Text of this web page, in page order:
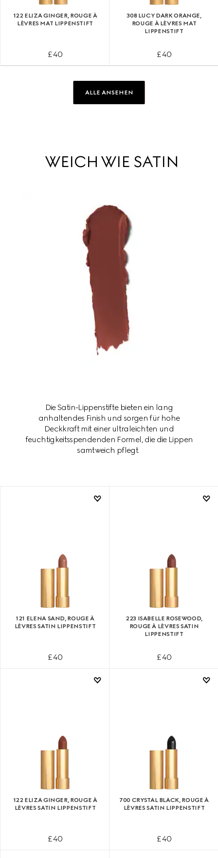
122 ELIZA GINGER, ROUGE À
LÈVRES MAT LIPPENSTIFT
£ 40
308 LUCY DARK ORANGE,
ROUGE À LÈVRES MAT
LIPPENSTIFT
£ 40
ALLE ANSEHEN
WEICH WIE SATIN
Die Satin-Lippenstifte bieten ein lang
anhaltendes Finish und sorgen für hohe
Deckkraft mit einer ultraleichten und
feuchtigkeitsspendenden Formel, die die Lippen
samtweich pflegt.
121 ELENA SAND, ROUGE À
LÈVRES SATIN LIPPENSTIFT
£ 40
223 ISABELLE ROSEWOOD,
ROUGE À LÈVRES SATIN
LIPPENSTIFT
£ 40
122 ELIZA GINGER, ROUGE À
LÈVRES SATIN LIPPENSTIFT
£ 40
700 CRYSTAL BLACK, ROUGE À
LÈVRES SATIN LIPPENSTIFT
£ 40